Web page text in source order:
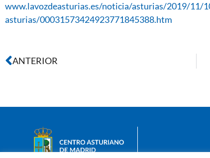
www.lavozdeasturias.es/noticia/asturias/2019/11/
asturias/00031573424923771845388.htm
ANTERIOR